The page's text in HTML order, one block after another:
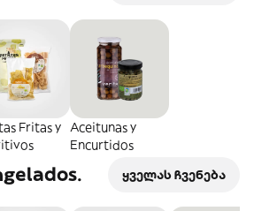
Fritas y
Aceitunas y
Encurtidos
ყველას ჩვენება